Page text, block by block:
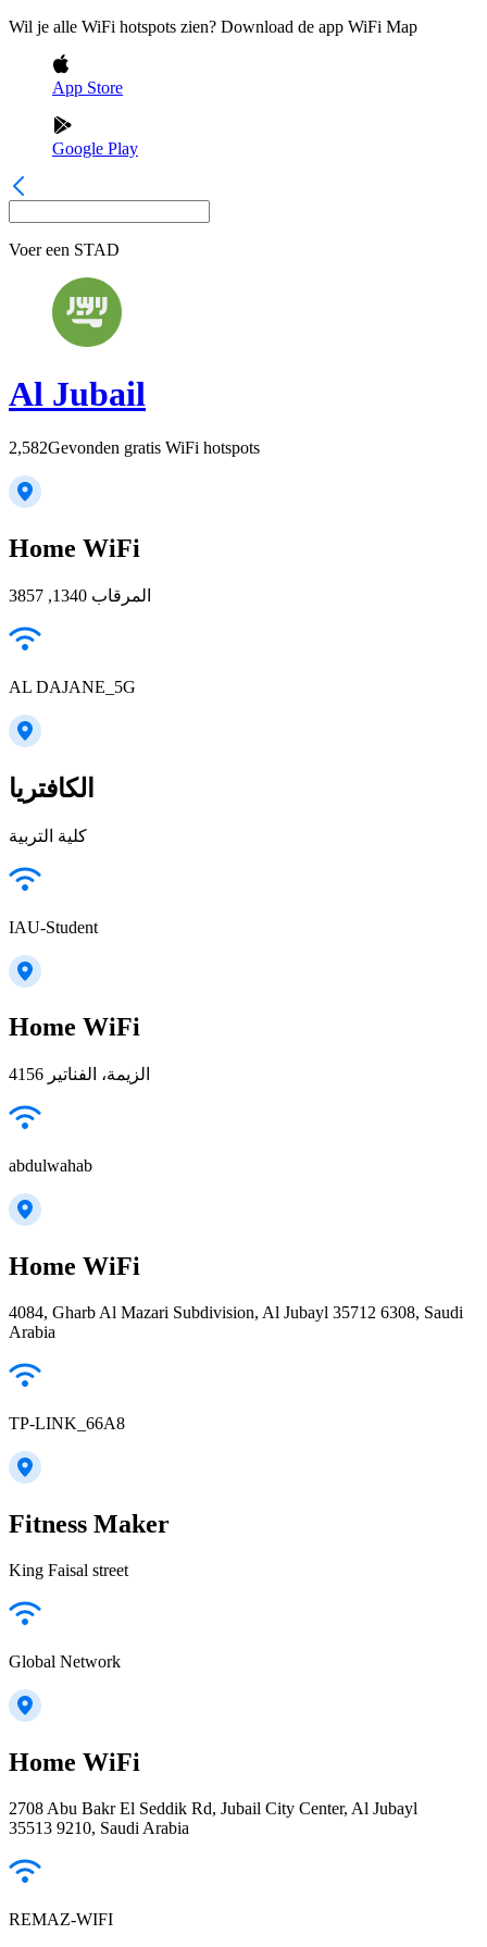
Wil je alle WiFi hotspots zien? Download de app WiFi Map
App Store
Google Play
Voer een STAD
Al Jubail
2,582Gevonden gratis WiFi hotspots
Home WiFi
المرقاب 1340, 3857
AL DAJANE_5G
الكافتريا
كلية التربية
IAU-Student
Home WiFi
4156 الزيمة، الفناتير
abdulwahab
Home WiFi
4084, Gharb Al Mazari Subdivision, Al Jubayl 35712 6308, Saudi
Arabia
TP-LINK_66A8
Fitness Maker
King Faisal street
Global Network
Home WiFi
2708 Abu Bakr El Seddik Rd, Jubail City Center, Al Jubayl
35513 9210, Saudi Arabia
REMAZ-WIFI